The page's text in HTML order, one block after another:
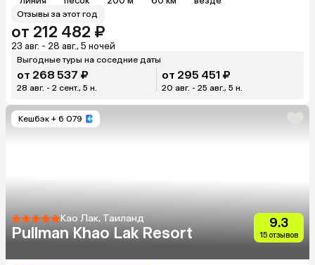
Отзывы за этот год
от 212 482 ₽
23 авг. - 28 авг., 5 ночей
Выгодные туры на соседние даты
от 268 537 ₽
28 авг. - 2 сент., 5 н.
от 295 451 ₽
20 авг. - 25 авг., 5 н.
Кешбэк + 6 079
Као Лак, Таиланд
Pullman Khao Lak Resort
9.3
15 отзывов